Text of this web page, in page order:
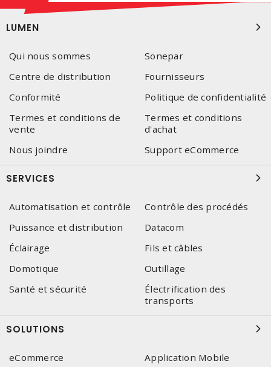
LUMEN
Qui nous sommes
Sonepar
Centre de distribution
Fournisseurs
Conformité
Politique de confidentialité
Termes et conditions de
vente
Termes et conditions
d'achat
Nous joindre
Support eCommerce
SERVICES
Automatisation et contrôle
Contrôle des procédés
Puissance et distribution
Datacom
Éclairage
Fils et câbles
Domotique
Outillage
Santé et sécurité
Électrification des
transports
SOLUTIONS
eCommerce
Application Mobile